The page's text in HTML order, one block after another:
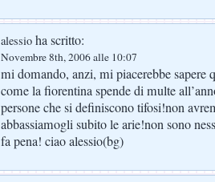
alessio ha scritto:
Novembre 8th, 2006 alle 10:07
mi domando, anzi, mi piacerebbe sapere
come la fiorentina spende di multe
persone che si definiscono tifosi!non
abbassiamogli subito le arie!non sono
fa pena! ciao alessio(bg)